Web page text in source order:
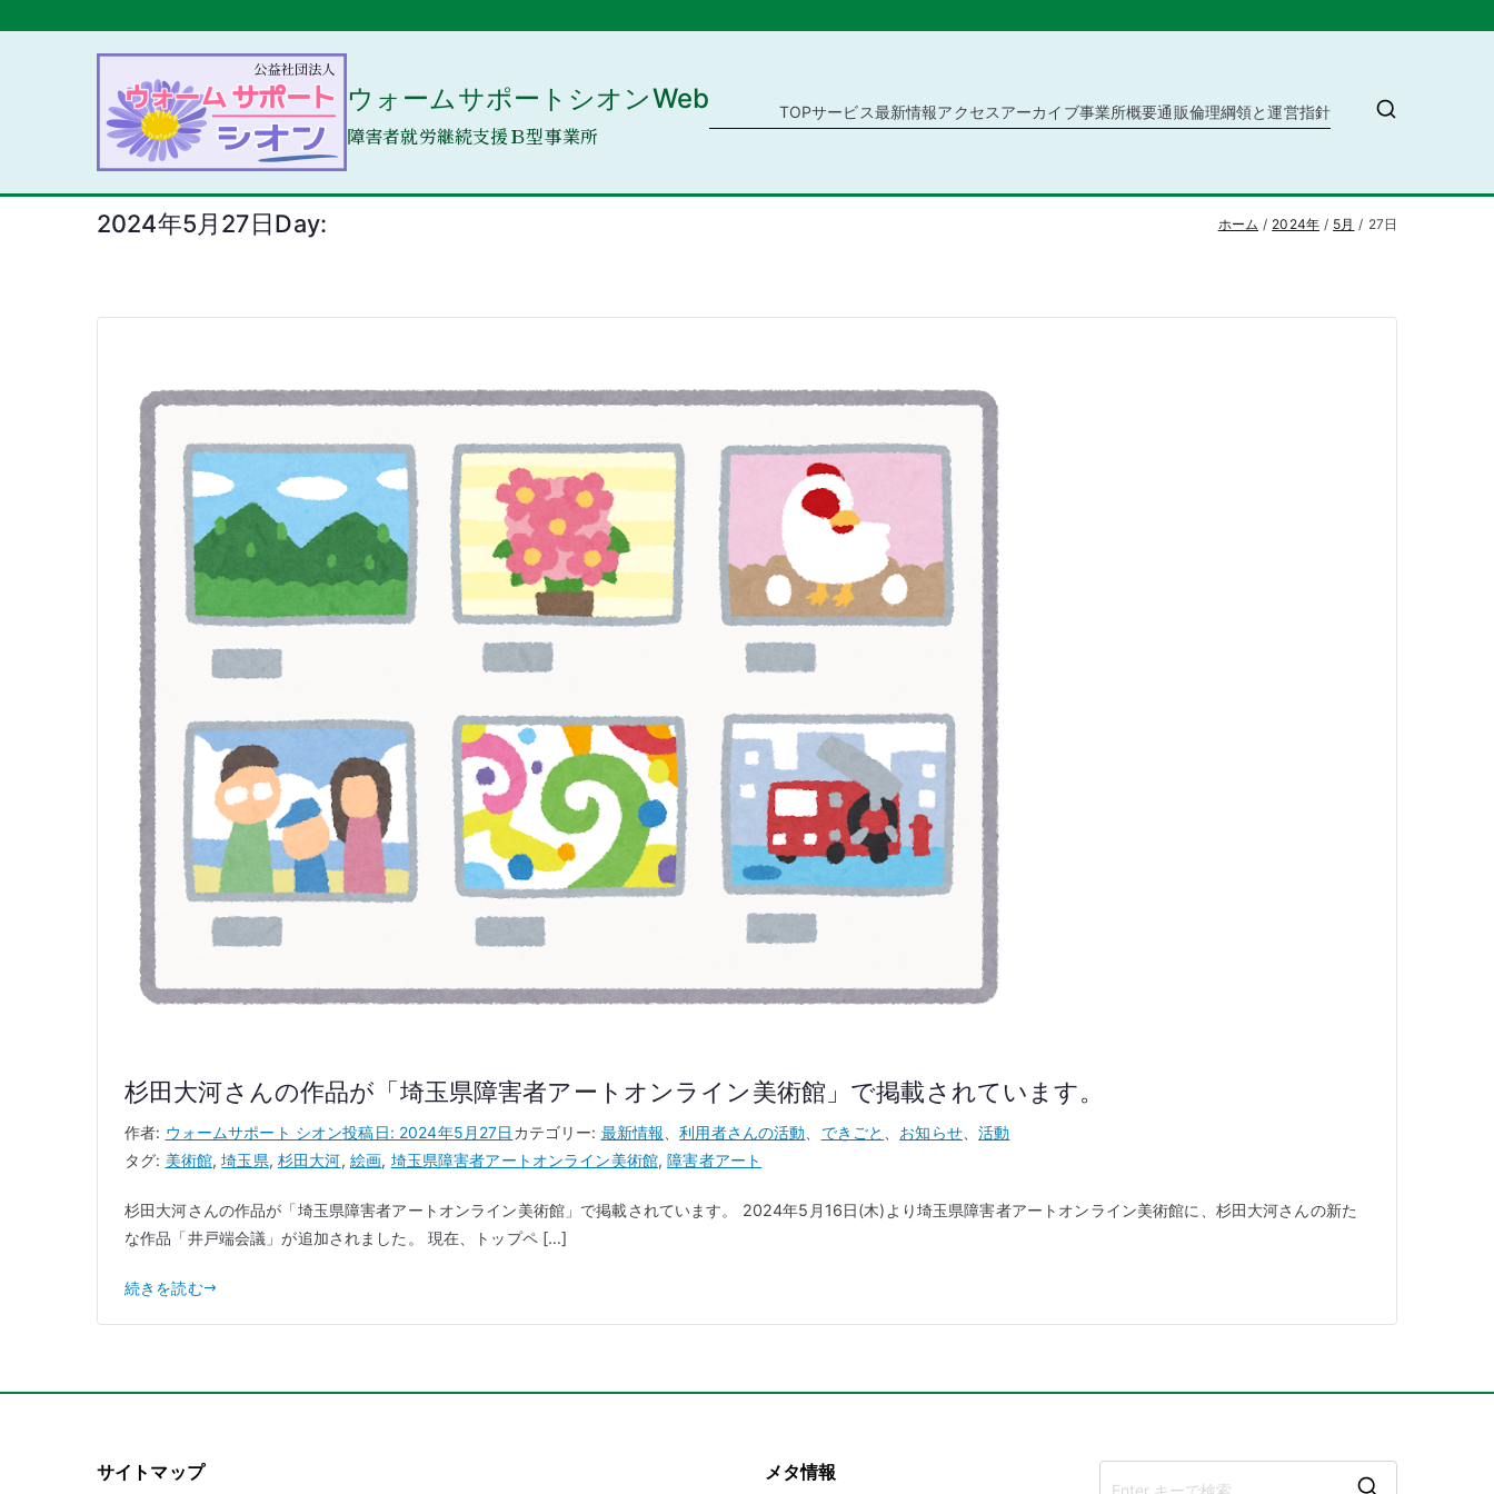
ウォームサポートシオンWeb
障害者就労継続支援Ｂ型事業所
TOPサービス最新情報アクセスアーカイブ事業所概要通販倫理綱領と運営指針
2024年5月27日Day: ホーム 2024年 5月 27日
杉田大河さんの作品が「埼玉県障害者アートオンライン美術館」で掲載されています。
作者: ウォームサポート シオン投稿日: 2024年5月27日 カテゴリー: 最新情報 、利用者さんの活動 できごと お知らせ、活動
タグ: 美術館,埼玉県,杉田大河, 絵画, 埼玉県障害者アートオンライン美術館,障害者アート
杉田大河さんの作品が「埼玉県障害者アートオンライン美術館」で掲載されています。 2024年5月16日(木)より埼玉県障害者アートオンライン美術館に、杉田大河さんの新た
な作品「井戸端会議」が追加されました。 現在、トップペ […]
続きを読む
サイトマップ メタ情報